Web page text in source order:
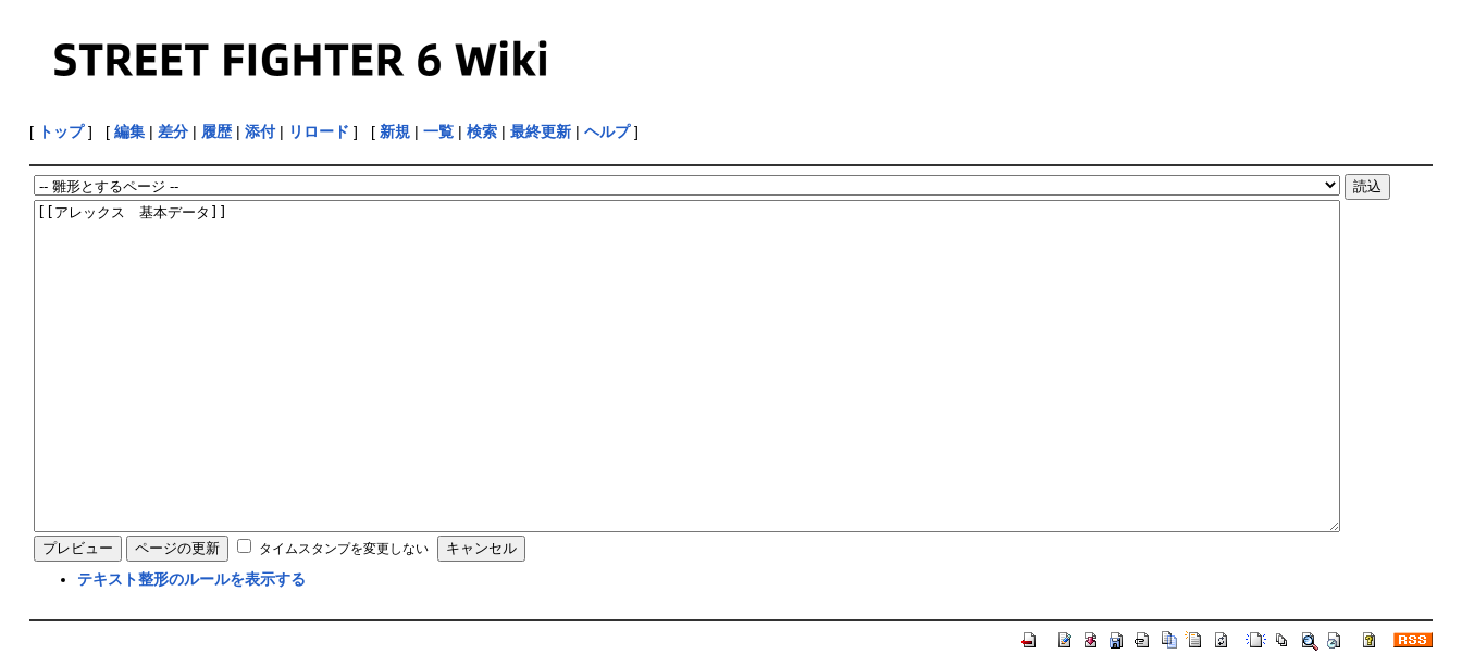
[ トップ] [ 編集| 差分| 履歴| 添付| リロード ] [ 新規| 一覧| 検索| 最終更新| ヘルプ]
タイムスタンプを変更しない
テキスト整形のルールを表示する